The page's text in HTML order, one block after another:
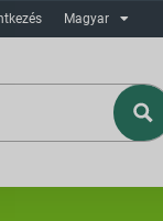
Magyar